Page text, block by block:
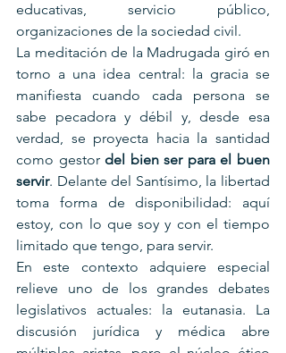
educativas, servicio público,
organizaciones de la sociedad civil.
La meditación de la Madrugada giró en
torno a una idea central: la gracia se
manifiesta cuando cada persona se
sabe pecadora y débil y, desde esa
verdad, se proyecta hacia la santidad
como gestor del bien ser para el buen
servir. Delante del Santísimo, la libertad
toma forma de disponibilidad: aquí
estoy, con lo que soy y con el tiempo
limitado que tengo, para servir.
En este contexto adquiere especial
relieve uno de los grandes debates
legislativos actuales: la eutanasia. La
discusión jurídica y médica abre